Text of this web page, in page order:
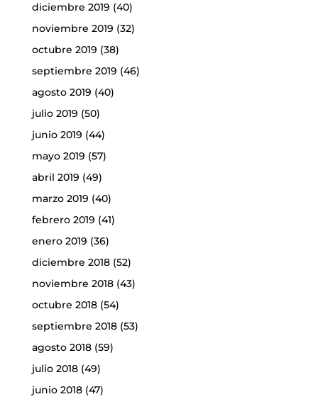
diciembre 2019 (40)
noviembre 2019 (32)
octubre 2019 (38)
septiembre 2019 (46)
agosto 2019 (40)
julio 2019 (50)
junio 2019 (44)
mayo 2019 (57)
abril 2019 (49)
marzo 2019 (40)
febrero 2019 (41)
enero 2019 (36)
diciembre 2018(52)
noviembre 2018(43)
octubre 2018(54)
septiembre 2018(53)
agosto 2018(59)
julio 2018(49)
junio 2018(47)